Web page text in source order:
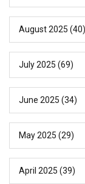
August 2025 (40)
July 2025 (69)
June 2025 (34)
May 2025 (29)
April 2025 (39)